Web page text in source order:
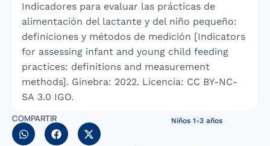
Indicadores para evaluar las prácticas de
alimentación del lactante y del niño pequeño:
definiciones y métodos de medición [Indicators
for assessing infant and young child feeding
practices: definitions and measurement
methods]. Ginebra: 2022. Licencia: CC BY-NC-
SA 3.0 IGO.
COMPARTIR Niños 1-3 años